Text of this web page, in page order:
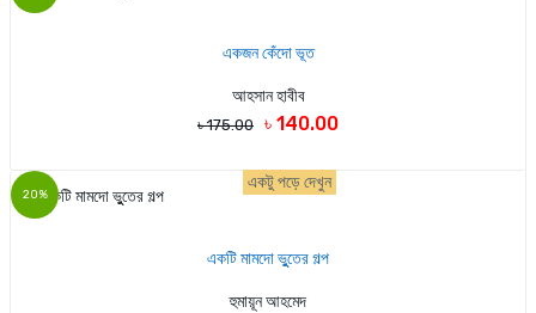
একজন কেঁদো ভূত
আহসান হাবীব
৳ 175.00 ৳ 140.00
20%
একটু পড়ে দেখুন
একটি মামদো ভুুতের গল্প
হুমায়ূন আহমেদ